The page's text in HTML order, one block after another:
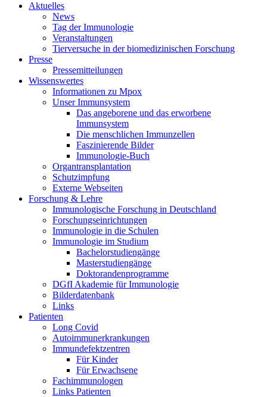
Aktuelles
News
Tag der Immunologie
Veranstaltungen
Tierversuche in der biomedizinischen Forschung
Presse
Pressemitteilungen
Wissenswertes
Informationen zu Mpox
Unser Immunsystem
Das angeborene und das erworbene
Immunsystem
Die menschlichen Immunzellen
Faszinierende Bilder
Immunologie-Buch
Organtransplantation
Schutzimpfung
Externe Webseiten
Forschung & Lehre
Immunologische Forschung in Deutschland
Forschungseinrichtungen
Immunologie in die Schulen
Immunologie im Studium
Bachelorstudiengänge
Masterstudiengänge
Doktorandenprogramme
DGfI Akademie für Immunologie
Bilderdatenbank
Links
Patienten
Long Covid
Autoimmunerkrankungen
Immundefektzentren
Für Kinder
Für Erwachsene
Fachimmunologen
Links Patienten